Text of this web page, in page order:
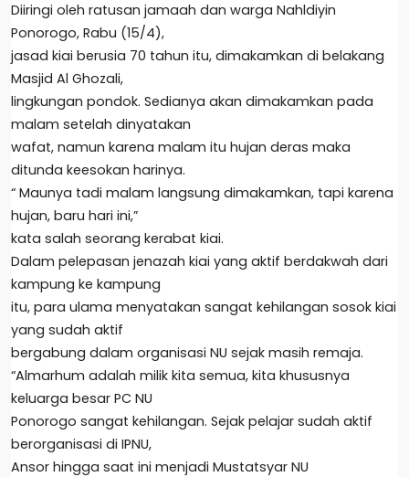
Diiringi oleh ratusan jamaah dan warga Nahldiyin
Ponorogo, Rabu (15/4),
jasad kiai berusia 70 tahun itu, dimakamkan di belakang
Masjid Al Ghozali,
lingkungan pondok. Sedianya akan dimakamkan pada
malam setelah dinyatakan
wafat, namun karena malam itu hujan deras maka
ditunda keesokan harinya.
“ Maunya tadi malam langsung dimakamkan, tapi karena
hujan, baru hari ini,”
kata salah seorang kerabat kiai.
Dalam pelepasan jenazah kiai yang aktif berdakwah dari
kampung ke kampung
itu, para ulama menyatakan sangat kehilangan sosok kiai
yang sudah aktif
bergabung dalam organisasi NU sejak masih remaja.
“Almarhum adalah milik kita semua, kita khususnya
keluarga besar PC NU
Ponorogo sangat kehilangan. Sejak pelajar sudah aktif
berorganisasi di IPNU,
Ansor hingga saat ini menjadi Mustatsyar NU